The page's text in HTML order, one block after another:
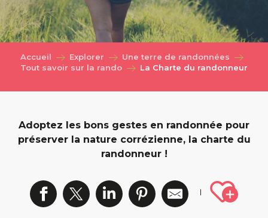
Accueil Explorer
Une terre de randonnées
Tout savoir sur la rando
La Charte du randonneur
Adoptez les bons gestes en randonnée pour
préserver la nature corrézienne, la charte du
randonneur !